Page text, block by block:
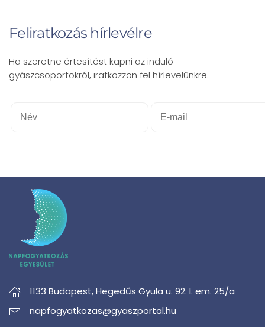
Feliratkozás hírlevélre
Ha szeretne értesítést kapni az induló
gyászcsoportokról, iratkozzon fel hírlevelünkre.
1133 Budapest,Hegedűs Gyula u. 92. I. em. 25/a
napfogyatkozas@gyaszportal.hu